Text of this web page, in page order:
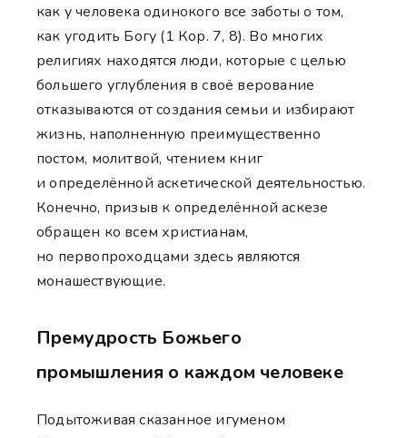
как у человека одинокого все заботы о том,
как угодить Богу (1 Кор. 7, 8). Во многих
религиях находятся люди, которые с целью
большего углубления в своё верование
отказываются от создания семьи и избирают
жизнь, наполненную преимущественно
постом, молитвой, чтением книг
и определённой аскетической деятельностью.
Конечно, призыв к определённой аскезе
обращен ко всем христианам,
но первопроходцами здесь являются
монашествующие.
Премудрость Божьего
промышления о каждом человеке
Подытоживая сказанное игуменом